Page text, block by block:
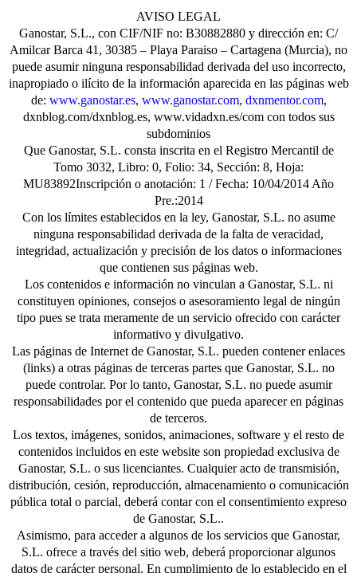
AVISO LEGAL
Ganostar, S.L., con CIF/NIF no: B30882880 y dirección en: C/
Amilcar Barca 41, 30385 – Playa Paraiso – Cartagena (Murcia), no
puede asumir ninguna responsabilidad derivada del uso incorrecto,
inapropiado o ilícito de la información aparecida en las páginas web
de: www.ganostar.es, www.ganostar.com, dxnmentor.com,
dxnblog.com/dxnblog.es, www.vidadxn.es/com con todos sus
subdominios
Que Ganostar, S.L. consta inscrita en el Registro Mercantil de
Tomo 3032, Libro: 0, Folio: 34, Sección: 8, Hoja:
MU83892Inscripción o anotación: 1 / Fecha: 10/04/2014 Año
Pre.:2014
Con los límites establecidos en la ley, Ganostar, S.L. no asume
ninguna responsabilidad derivada de la falta de veracidad,
integridad, actualización y precisión de los datos o informaciones
que contienen sus páginas web.
Los contenidos e información no vinculan a Ganostar, S.L. ni
constituyen opiniones, consejos o asesoramiento legal de ningún
tipo pues se trata meramente de un servicio ofrecido con carácter
informativo y divulgativo.
Las páginas de Internet de Ganostar, S.L. pueden contener enlaces
(links) a otras páginas de terceras partes que Ganostar, S.L. no
puede controlar. Por lo tanto, Ganostar, S.L. no puede asumir
responsabilidades por el contenido que pueda aparecer en páginas
de terceros.
Los textos, imágenes, sonidos, animaciones, software y el resto de
contenidos incluidos en este website son propiedad exclusiva de
Ganostar, S.L. o sus licenciantes. Cualquier acto de transmisión,
distribución, cesión, reproducción, almacenamiento o comunicación
pública total o parcial, deberá contar con el consentimiento expreso
de Ganostar, S.L..
Asimismo, para acceder a algunos de los servicios que Ganostar,
S.L. ofrece a través del sitio web, deberá proporcionar algunos
datos de carácter personal. En cumplimiento de lo establecido en el